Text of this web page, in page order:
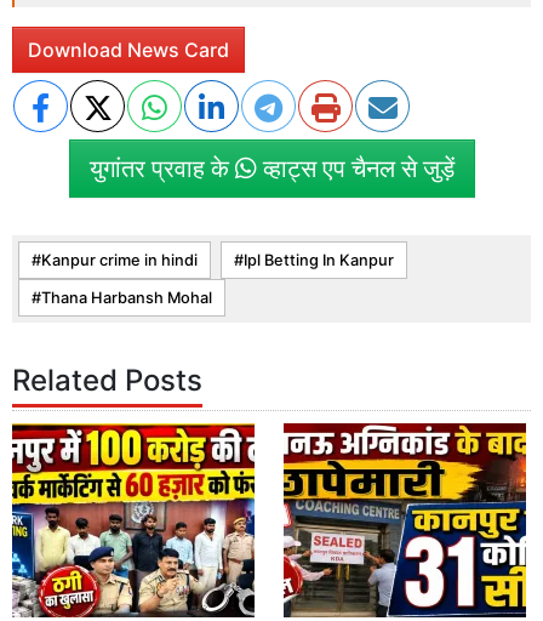
Download News Card
युगांतर प्रवाह के व्हाट्स एप चैनल से जुड़ें
Kanpur crime in hindi Ipl Betting In Kanpur
Thana Harbansh Mohal
Related Posts